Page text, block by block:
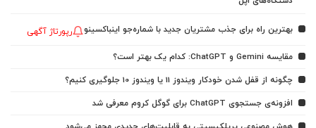
بهترین راه برای جذب مشتریان جدید با شماره‌جو اینباکسینو رپورتاژ آگهی
مقایسه Gemini و ChatGPT: کدام یک بهتر است؟
چگونه از قفل شدن خودکار ویندوز 11 یا ویندوز 10 جلوگیری کنیم؟
افزونه‌ی جستجوی ChatGPT برای گوگل کروم معرفی شد